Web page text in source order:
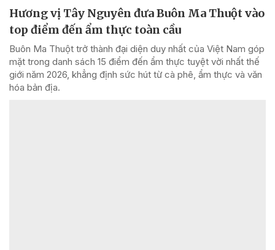
Hương vị Tây Nguyên đưa Buôn Ma Thuột vào
top điểm đến ẩm thực toàn cầu
Buôn Ma Thuột trở thành đại diện duy nhất của Việt Nam góp
mặt trong danh sách 15 điểm đến ẩm thực tuyệt vời nhất thế
giới năm 2026, khẳng định sức hút từ cà phê, ẩm thực và văn
hóa bản địa.